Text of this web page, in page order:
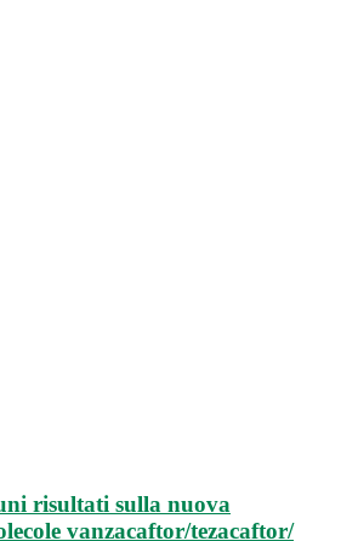
risultati sulla nuova
vanzacaftor/tezacaftor/